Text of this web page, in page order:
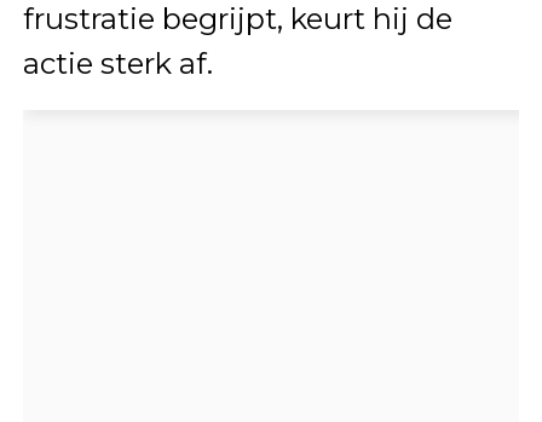
frustratie begrijpt, keurt hij de
actie sterk af.